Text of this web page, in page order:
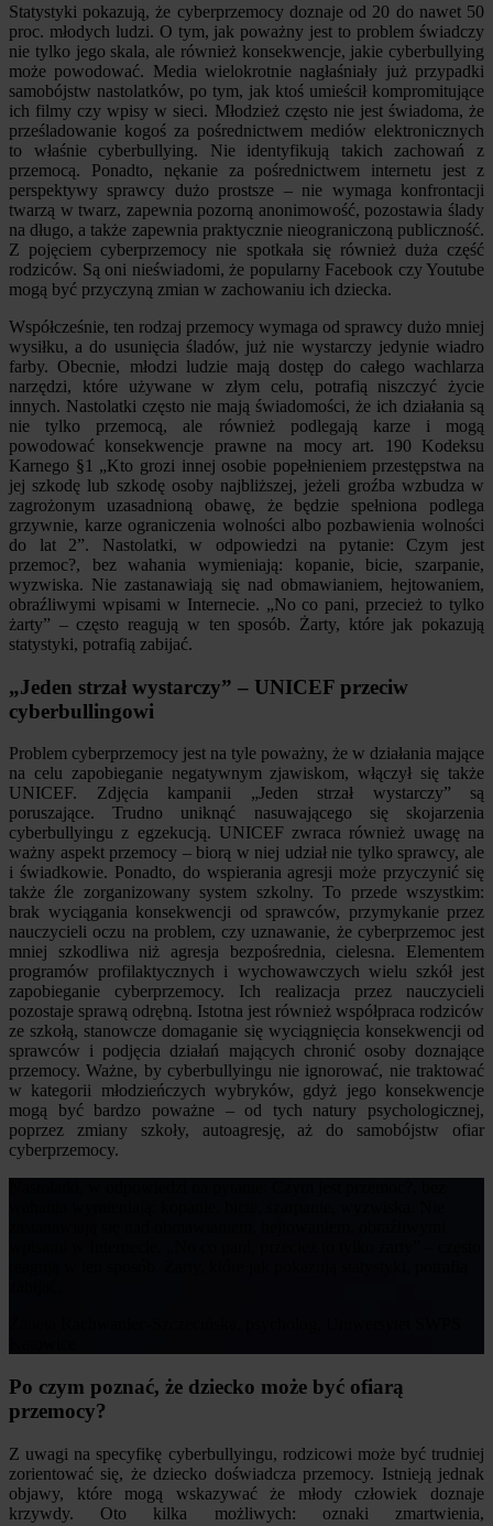
Statystyki pokazują, że cyberprzemocy doznaje od 20 do nawet 50
proc. młodych ludzi. O tym, jak poważny jest to problem świadczy
nie tylko jego skala, ale również konsekwencje, jakie cyberbullying
może powodować. Media wielokrotnie nagłaśniały już przypadki
samobójstw nastolatków, po tym, jak ktoś umieścił kompromitujące
ich filmy czy wpisy w sieci. Młodzież często nie jest świadoma, że
prześladowanie kogoś za pośrednictwem mediów elektronicznych
to właśnie cyberbullying. Nie identyfikują takich zachowań z
przemocą. Ponadto, nękanie za pośrednictwem internetu jest z
perspektywy sprawcy dużo prostsze – nie wymaga konfrontacji
twarzą w twarz, zapewnia pozorną anonimowość, pozostawia ślady
na długo, a także zapewnia praktycznie nieograniczoną publiczność.
Z pojęciem cyberprzemocy nie spotkała się również duża część
rodziców. Są oni nieświadomi, że popularny Facebook czy Youtube
mogą być przyczyną zmian w zachowaniu ich dziecka.
Współcześnie, ten rodzaj przemocy wymaga od sprawcy dużo mniej
wysiłku, a do usunięcia śladów, już nie wystarczy jedynie wiadro
farby. Obecnie, młodzi ludzie mają dostęp do całego wachlarza
narzędzi, które używane w złym celu, potrafią niszczyć życie
innych. Nastolatki często nie mają świadomości, że ich działania są
nie tylko przemocą, ale również podlegają karze i mogą
powodować konsekwencje prawne na mocy art. 190 Kodeksu
Karnego §1 „Kto grozi innej osobie popełnieniem przestępstwa na
jej szkodę lub szkodę osoby najbliższej, jeżeli groźba wzbudza w
zagrożonym uzasadnioną obawę, że będzie spełniona podlega
grzywnie, karze ograniczenia wolności albo pozbawienia wolności
do lat 2”. Nastolatki, w odpowiedzi na pytanie: Czym jest
przemoc?, bez wahania wymieniają: kopanie, bicie, szarpanie,
wyzwiska. Nie zastanawiają się nad obmawianiem, hejtowaniem,
obraźliwymi wpisami w Internecie. „No co pani, przecież to tylko
żarty” – często reagują w ten sposób. Żarty, które jak pokazują
statystyki, potrafią zabijać.
„Jeden strzał wystarczy” – UNICEF przeciw
cyberbullingowi
Problem cyberprzemocy jest na tyle poważny, że w działania mające
na celu zapobieganie negatywnym zjawiskom, włączył się także
UNICEF. Zdjęcia kampanii „Jeden strzał wystarczy” są
poruszające. Trudno uniknąć nasuwającego się skojarzenia
cyberbullyingu z egzekucją. UNICEF zwraca również uwagę na
ważny aspekt przemocy – biorą w niej udział nie tylko sprawcy, ale
i świadkowie. Ponadto, do wspierania agresji może przyczynić się
także źle zorganizowany system szkolny. To przede wszystkim:
brak wyciągania konsekwencji od sprawców, przymykanie przez
nauczycieli oczu na problem, czy uznawanie, że cyberprzemoc jest
mniej szkodliwa niż agresja bezpośrednia, cielesna. Elementem
programów profilaktycznych i wychowawczych wielu szkół jest
zapobieganie cyberprzemocy. Ich realizacja przez nauczycieli
pozostaje sprawą odrębną. Istotna jest również współpraca rodziców
ze szkołą, stanowcze domaganie się wyciągnięcia konsekwencji od
sprawców i podjęcia działań mających chronić osoby doznające
przemocy. Ważne, by cyberbullyingu nie ignorować, nie traktować
w kategorii młodzieńczych wybryków, gdyż jego konsekwencje
mogą być bardzo poważne – od tych natury psychologicznej,
poprzez zmiany szkoły, autoagresję, aż do samobójstw ofiar
cyberprzemocy.
Po czym poznać, że dziecko może być ofiarą
przemocy?
Z uwagi na specyfikę cyberbullyingu, rodzicowi może być trudniej
zorientować się, że dziecko doświadcza przemocy. Istnieją jednak
objawy, które mogą wskazywać że młody człowiek doznaje
krzywdy. Oto kilka możliwych: oznaki zmartwienia,